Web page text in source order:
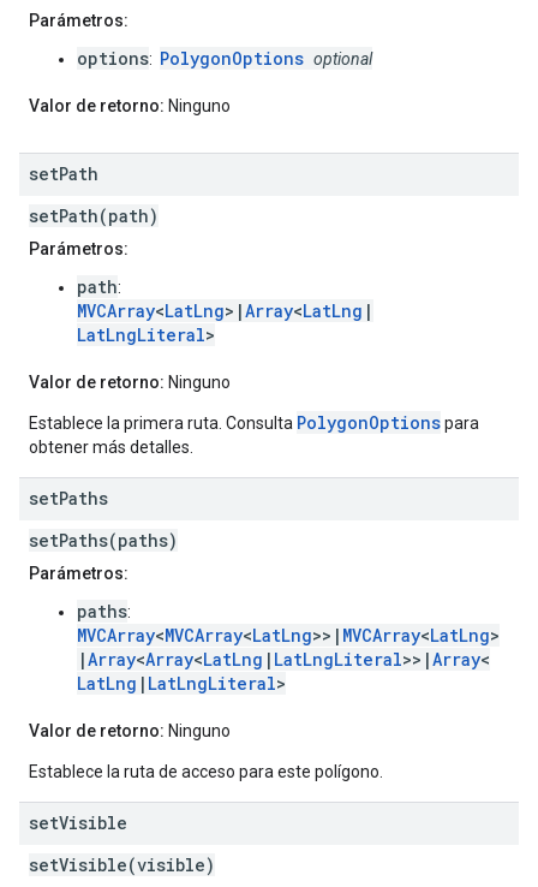
Parámetros:
options: PolygonOptions optional
Valor de retorno: Ninguno
setPath
setPath(path)
Parámetros:
path:
MVCArray<LatLng>|Array<LatLng |
LatLngLiteral>
Valor de retorno: Ninguno
Establece la primera ruta. Consulta PolygonOptionspara
obtener más detalles.
setPaths
setPaths(paths)
Parámetros:
paths:
MVCArray<MVCArray<LatLng>>| MVCArray<LatLng>
|Array<Array<LatLng | LatLngLiteral>>|Array<
LatLng | LatLngLiteral>
Valor de retorno: Ninguno
Establece la ruta de acceso para este polígono.
setVisible
setVisible(visible)